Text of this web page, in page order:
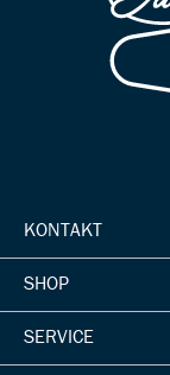
KONTAKT
SHOP
SERVICE